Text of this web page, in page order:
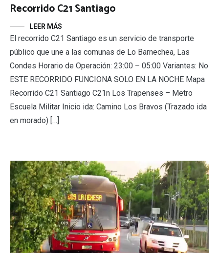
Recorrido C21 Santiago
LEER MÁS
El recorrido C21 Santiago es un servicio de transporte
público que une a las comunas de Lo Barnechea, Las
Condes Horario de Operación: 23:00 – 05:00 Variantes: No
ESTE RECORRIDO FUNCIONA SOLO EN LA NOCHE Mapa
Recorrido C21 Santiago C21n Los Trapenses – Metro
Escuela Militar Inicio ida: Camino Los Bravos (Trazado ida
en morado) […]